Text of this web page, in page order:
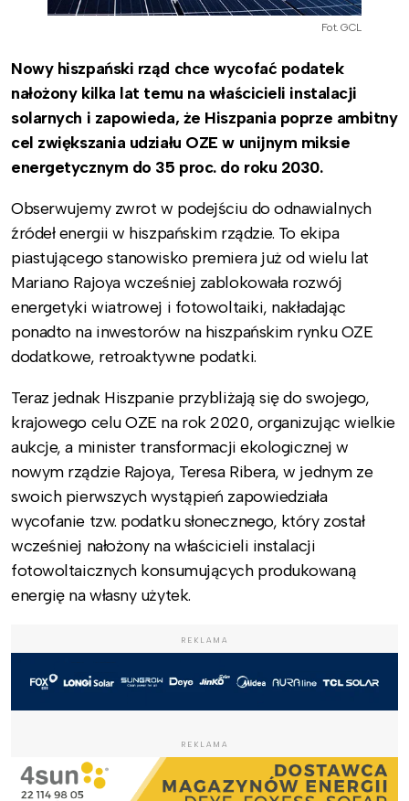
Fot. GCL
Nowy hiszpański rząd chce wycofać podatek
nałożony kilka lat temu na właścicieli instalacji
solarnych i zapowieda, że Hiszpania poprze ambitny
cel zwiększania udziału OZE w unijnym miksie
energetycznym do 35 proc. do roku 2030.
Obserwujemy zwrot w podejściu do odnawialnych
źródeł energii w hiszpańskim rządzie. To ekipa
piastującego stanowisko premiera już od wielu lat
Mariano Rajoya wcześniej zablokowała rozwój
energetyki wiatrowej i fotowoltaiki, nakładając
ponadto na inwestorów na hiszpańskim rynku OZE
dodatkowe, retroaktywne podatki.
Teraz jednak Hiszpanie przybliżają się do swojego,
krajowego celu OZE na rok 2020, organizując wielkie
aukcje, a minister transformacji ekologicznej w
nowym rządzie Rajoya, Teresa Ribera, w jednym ze
swoich pierwszych wystąpień zapowiedziała
wycofanie tzw. podatku słonecznego, który został
wcześniej nałożony na właścicieli instalacji
fotowoltaicznych konsumujących produkowaną
energię na własny użytek.
REKLAMA
REKLAMA